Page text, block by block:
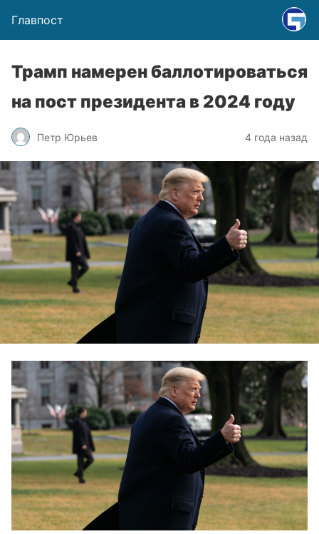
Главпост
Трамп намерен баллотироваться
на пост президента в 2024 году
Петр Юрьев 4 года назад